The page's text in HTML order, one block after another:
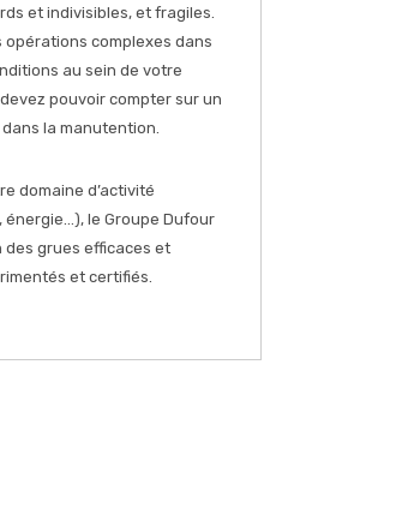
et indivisibles, et fragiles.
opérations complexes dans
au sein de votre
pouvoir compter sur un
la manutention.
domaine d’activité
énergie…), le Groupe Dufour
des grues efficaces et
et certifiés.